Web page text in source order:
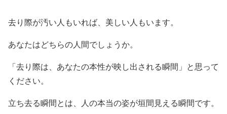
去り際が汚い人もいれば、美しい人もいます。
あなたはどちらの人間でしょうか。
「去り際は、あなたの本性が映し出される瞬間」と思って
ください。
立ち去る瞬間とは、人の本当の姿が垣間見える瞬間です。